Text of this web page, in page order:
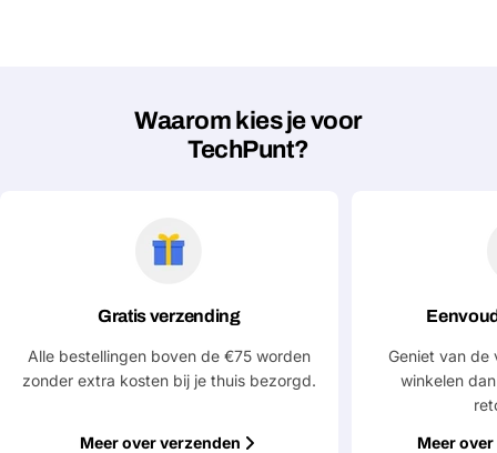
Deel dit product
Stel een vraag
telefoon
Jouw
bericht
Waarom kies je voor
TechPunt?
Gratis verzending
Alle bestellingen boven de €75 worden
zonder extra kosten bij je thuis bezorgd.
Meer over verzenden
Geniet van de
winkelen
Meer